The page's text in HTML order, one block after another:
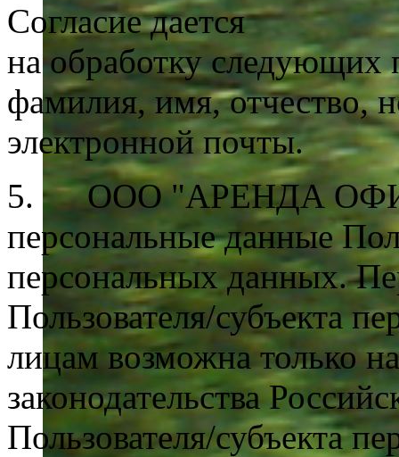
Согласие дается
на обработку следующих
фамилия, имя, отчество,
электронной почты.
5. ООО "АРЕНДА ОФИСА"
персональные данные
персональных данных.
Пользователя/субъекта
лицам возможна только
законодательства
Пользователя/субъекта